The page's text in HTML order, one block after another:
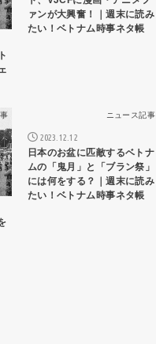
ァンが大興奮！｜週末に読み
たい！ベトナム時事ネタ帳
ニュース記事
2023.12.12
日本のお盆に匹敵するベトナ
ムの「鬼月」と「ブラン祭」
には何をする？｜週末に読み
たい！ベトナム時事ネタ帳